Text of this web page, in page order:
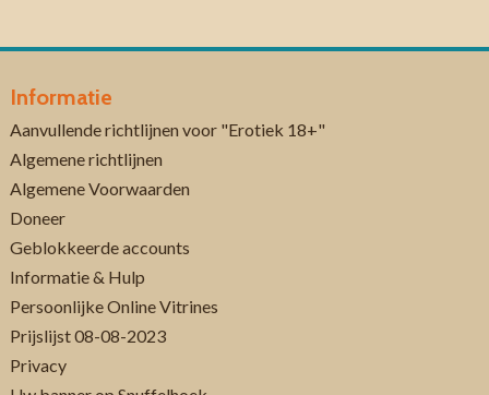
Informatie
Aanvullende richtlijnen voor "Erotiek 18+"
Algemene richtlijnen
Algemene Voorwaarden
Doneer
Geblokkeerde accounts
Informatie & Hulp
Persoonlijke Online Vitrines
Prijslijst 08-08-2023
Privacy